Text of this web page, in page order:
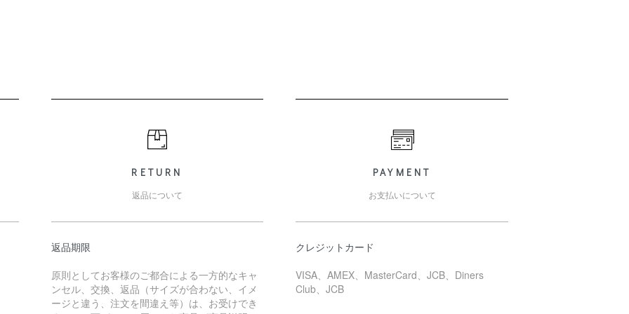
RETURN
返品について
返品期限
原則としてお客様のご都合による一方的なキャ
ンセル、交換、返品（サイズが合わない、イメ
ージと違う、注文を間違え等）は、お受けでき
PAYMENT
お支払いについて
クレジットカード
VISA、AMEX、MasterCard、JCB、Diners
Club、JCB